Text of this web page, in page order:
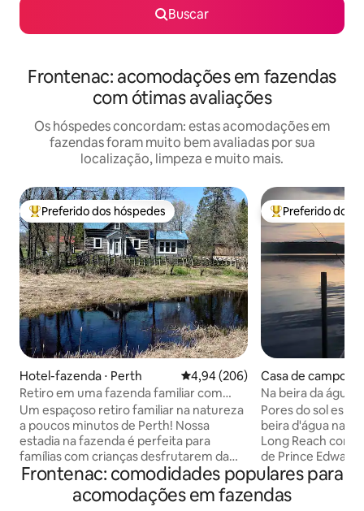
Buscar
Frontenac: acomodações em fazendas
com ótimas avaliações
Os hóspedes concordam: estas acomodações em
fazendas foram muito bem avaliadas por sua
localização, limpeza e muito mais.
Entre os melhores preferidos dos hóspedes
Preferido dos hóspedes
Hotel-fazenda ⋅ Perth 4,94 de uma avaliação média de
4,94 (206)
Retiro em uma fazenda familiar com
cabras de cerca de 1850
Um espaçoso retiro familiar na natureza
a poucos minutos de Perth! Nossa
estadia na fazenda é perfeita para
famílias com crianças desfrutarem da
vida no campo. Divirta-se com nossas
cabras e galinhas na parte de trás, ou
desfrute do nosso novo jardim de fadas!
Entre os
Preferido dos
Casa de campo ⋅
panee
Na beira da água
espetacular em
Pores do sol
beira d'água na
Long Reach com
de Prince
o chalé. Oferece
barco e pesca
d'água com os
Frontenac: comodidades populares para
acomodações em fazendas